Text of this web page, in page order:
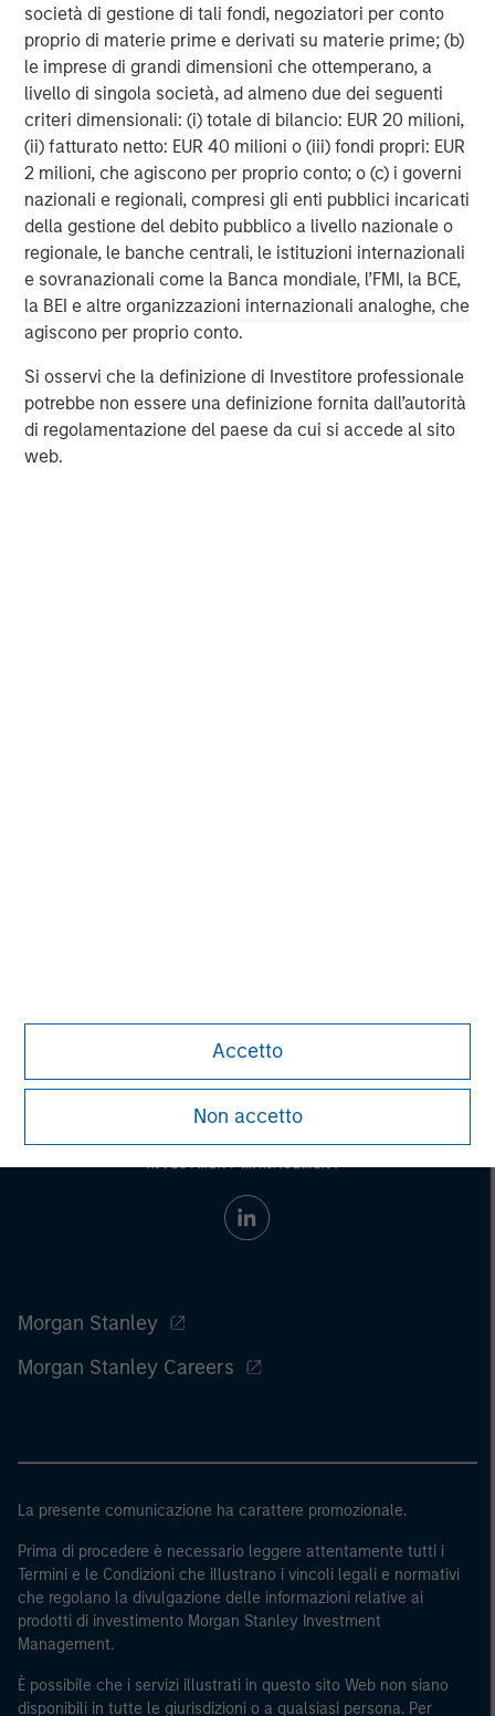
società di gestione di tali fondi, negoziatori per conto
proprio di materie prime e derivati su materie prime; (b)
le imprese di grandi dimensioni che ottemperano, a
livello di singola società, ad almeno due dei seguenti
criteri dimensionali: (i) totale di bilancio: EUR 20 milioni,
(ii) fatturato netto: EUR 40 milioni o (iii) fondi propri: EUR
2 milioni, che agiscono per proprio conto; o (c) i governi
nazionali e regionali, compresi gli enti pubblici incaricati
della gestione del debito pubblico a livello nazionale o
regionale, le banche centrali, le istituzioni internazionali
e sovranazionali come la Banca mondiale, l’FMI, la BCE,
la BEI e altre organizzazioni internazionali analoghe, che
agiscono per proprio conto.
Si osservi che la definizione di Investitore professionale
potrebbe non essere una definizione fornita dall’autorità
di regolamentazione del paese da cui si accede al sito
web.
Accetto
Non accetto
America, Europe and Asia, MSI leverages a global
network of relationships to source investments in sectors
such as transport, energy & utilities, communications and
social infrastructure. For further information, please visit
www.morganstanley.com/im/infrastructurepartners.
About Morgan Stanley
Morgan Stanley (NYSE: MS) is a leading global financial
services firm providing a wide range of investment
banking, securities, investment management and wealth
management services. The Firm's employees serve
institutions and individuals from more than 1,200 offices
in 43 countries. For further information about Morgan
Stanley, please visitwww.morganstanley.com.
Morgan Stanley
Morgan Stanley Careers
La presente comunicazione ha carattere promozionale.
Prima di procedere è necessario leggere attentamente tutti i
Termini e le Condizioni che illustrano i vincoli legali e normativi
che regolano la divulgazione delle informazioni relative ai
prodotti di investimento Morgan Stanley Investment
Management.
È possibile che i servizi illustrati in questo sito Web non siano
disponibili in tutte le giurisdizioni o a qualsiasi persona. Per